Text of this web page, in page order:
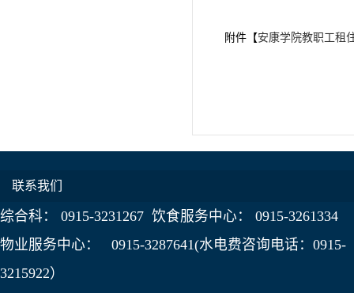
附件【安康学院教职工租
联系我们
综合科： 0915-3231267 饮食服务中心： 0915-3261334
物业服务中心： 0915-3287641(水电费咨询电话：0915-
3215922）